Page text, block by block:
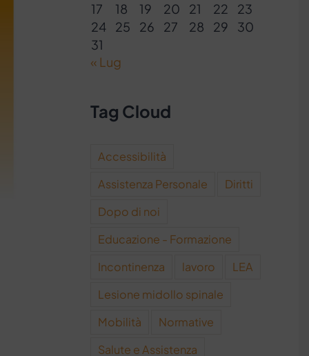
17
18 19 20 21 22
23
24
25 26 27 28 29
30
31
« Lug
Tag Cloud
Accessibilità
Assistenza Personale
Diritti
Dopo di noi
Educazione - Formazione
Incontinenza
lavoro
LEA
Lesione midollo spinale
Mobilità
Normative
Salute e Assistenza